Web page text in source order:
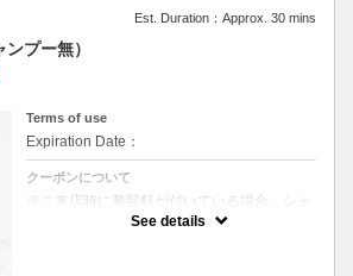
Est. Duration：Approx. 30 mins
プー無）
Terms of use
Expiration Date：
クーポンについて
※ご来店時に整髪料が付いている場合、シャ
ンプーを追加していただく場合がございま
す。（＋1000円）
See details